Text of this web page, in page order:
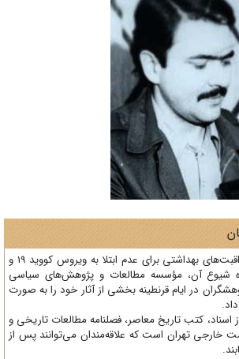
با توجه به نیاز به تداوم مراقبت‌های بهداشتی برای عدم ابتلا به ویروس کووید 19 و
آن، مؤسسه مطالعات و پژوهش‌های سیاسی
در ایام قرنطینه بخشی از آثار خود را به صورت
کتب تاریخ معاصر، فصلنامه‌ مطالعات تاریخی و
تهران است که علاقه‌مندان می‌توانند پس از